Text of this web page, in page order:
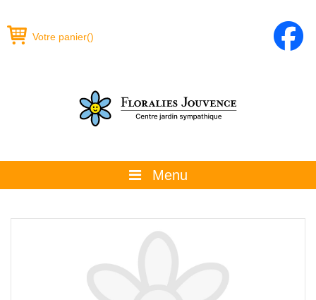
Votre panier()
Menu
La boutique
Promotions et évènements